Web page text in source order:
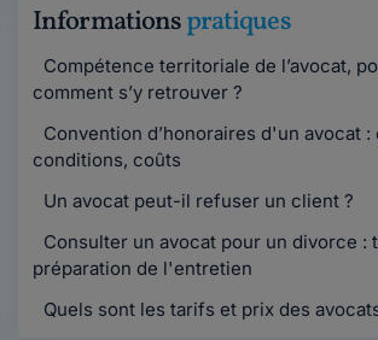
Informationspratiques
Compétence territoriale de l’avocat,
comment s’y retrouver ?
Convention d’honoraires d'un avocat :
conditions, coûts
Un avocat peut-il refuser un client ?
Consulter un avocat pour un divorce :
préparation de l'entretien
Quels sont les tarifs et prix des